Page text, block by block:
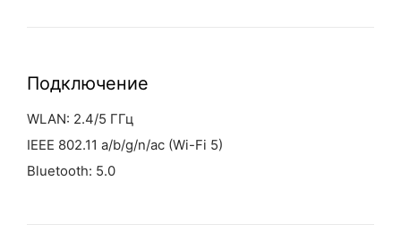
Подключение
WLAN: 2.4/5 ГГц
IEEE 802.11 a/b/g/n/ac (Wi-Fi 5)
Bluetooth: 5.0